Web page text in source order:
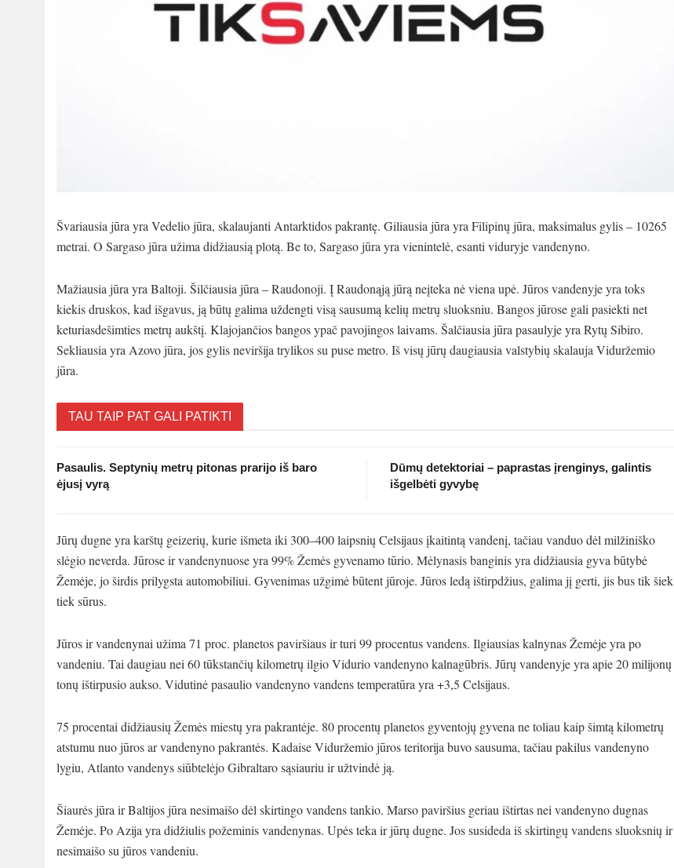
Švariausia jūra yra Vedelio jūra, skalaujanti Antarktidos pakrantę. Giliausia jūra yra Filipinų jūra, maksimalus gylis – 10265
metrai. O Sargaso jūra užima didžiausią plotą. Be to, Sargaso jūra yra vienintelė, esanti viduryje vandenyno.
Mažiausia jūra yra Baltoji. Šilčiausia jūra – Raudonoji. Į Raudonąją jūrą neįteka nė viena upė. Jūros vandenyje yra toks
kiekis druskos, kad išgavus, ją būtų galima uždengti visą sausumą kelių metrų sluoksniu. Bangos jūrose gali pasiekti net
keturiasdešimties metrų aukštį. Klajojančios bangos ypač pavojingos laivams. Šalčiausia jūra pasaulyje yra Rytų Sibiro.
Sekliausia yra Azovo jūra, jos gylis neviršija trylikos su puse metro. Iš visų jūrų daugiausia valstybių skalauja Viduržemio
jūra.
TAU TAIP PAT GALI PATIKTI
Pasaulis. Septynių metrų pitonas prarijo iš baro
ėjusį vyrą
Dūmų detektoriai – paprastas įrenginys, galintis
išgelbėti gyvybę
Jūrų dugne yra karštų geizerių, kurie išmeta iki 300–400 laipsnių Celsijaus įkaitintą vandenį, tačiau vanduo dėl milžiniško
slėgio neverda. Jūrose ir vandenynuose yra 99% Žemės gyvenamo tūrio. Mėlynasis banginis yra didžiausia gyva būtybė
Žemėje, jo širdis prilygsta automobiliui. Gyvenimas užgimė būtent jūroje. Jūros ledą ištirpdžius, galima jį gerti, jis bus tik šiek
tiek sūrus.
Jūros ir vandenynai užima 71 proc. planetos paviršiaus ir turi 99 procentus vandens. Ilgiausias kalnynas Žemėje yra po
vandeniu. Tai daugiau nei 60 tūkstančių kilometrų ilgio Vidurio vandenyno kalnagūbris. Jūrų vandenyje yra apie 20 milijonų
tonų ištirpusio aukso. Vidutinė pasaulio vandenyno vandens temperatūra yra +3,5 Celsijaus.
75 procentai didžiausių Žemės miestų yra pakrantėje. 80 procentų planetos gyventojų gyvena ne toliau kaip šimtą kilometrų
atstumu nuo jūros ar vandenyno pakrantės. Kadaise Viduržemio jūros teritorija buvo sausuma, tačiau pakilus vandenyno
lygiu, Atlanto vandenys siūbtelėjo Gibraltaro sąsiauriu ir užtvindė ją.
Šiaurės jūra ir Baltijos jūra nesimaišo dėl skirtingo vandens tankio. Marso paviršius geriau ištirtas nei vandenyno dugnas
Žemėje. Po Azija yra didžiulis požeminis vandenynas. Upės teka ir jūrų dugne. Jos susideda iš skirtingų vandens sluoksnių ir
nesimaišo su jūros vandeniu.